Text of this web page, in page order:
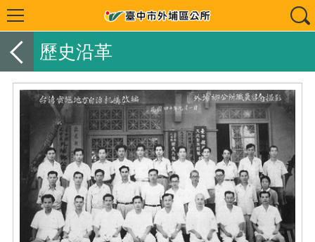
歷史沿革